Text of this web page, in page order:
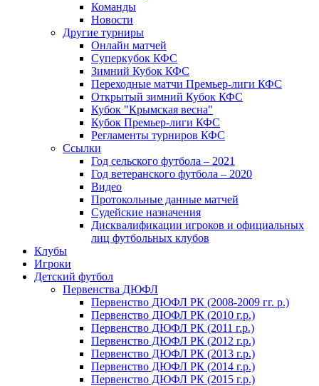
Команды
Новости
Другие турниры
Онлайн матчей
Суперкубок КФС
Зимний Кубок КФС
Переходные матчи Премьер-лиги КФС
Открытый зимний Кубок КФС
Кубок "Крымская весна"
Кубок Премьер-лиги КФС
Регламенты турниров КФС
Ссылки
Год сельского футбола – 2021
Год ветеранского футбола – 2020
Видео
Протокольные данные матчей
Судейские назначения
Дисквалификации игроков и официальных
лиц футбольных клубов
Клубы
Игроки
Детский футбол
Первенства ДЮФЛ
Первенство ДЮФЛ РК (2008-2009 гг. р.)
Первенство ДЮФЛ РК (2010 г.р.)
Первенство ДЮФЛ РК (2011 г.р.)
Первенство ДЮФЛ РК (2012 г.р.)
Первенство ДЮФЛ РК (2013 г.р.)
Первенство ДЮФЛ РК (2014 г.р.)
Первенство ДЮФЛ РК (2015 г.р.)